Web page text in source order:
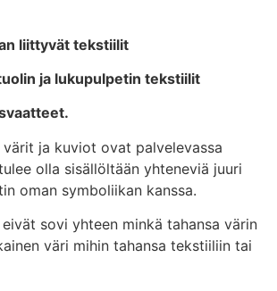
liittyvät tekstiilit
ja lukupulpetin tekstiilit
ja kuviot ovat palvelevassa
olla sisällöltään yhteneviä juuri
oman symboliikan kanssa.
sovi yhteen minkä tahansa värin
väri mihin tahansa tekstiiliin tai